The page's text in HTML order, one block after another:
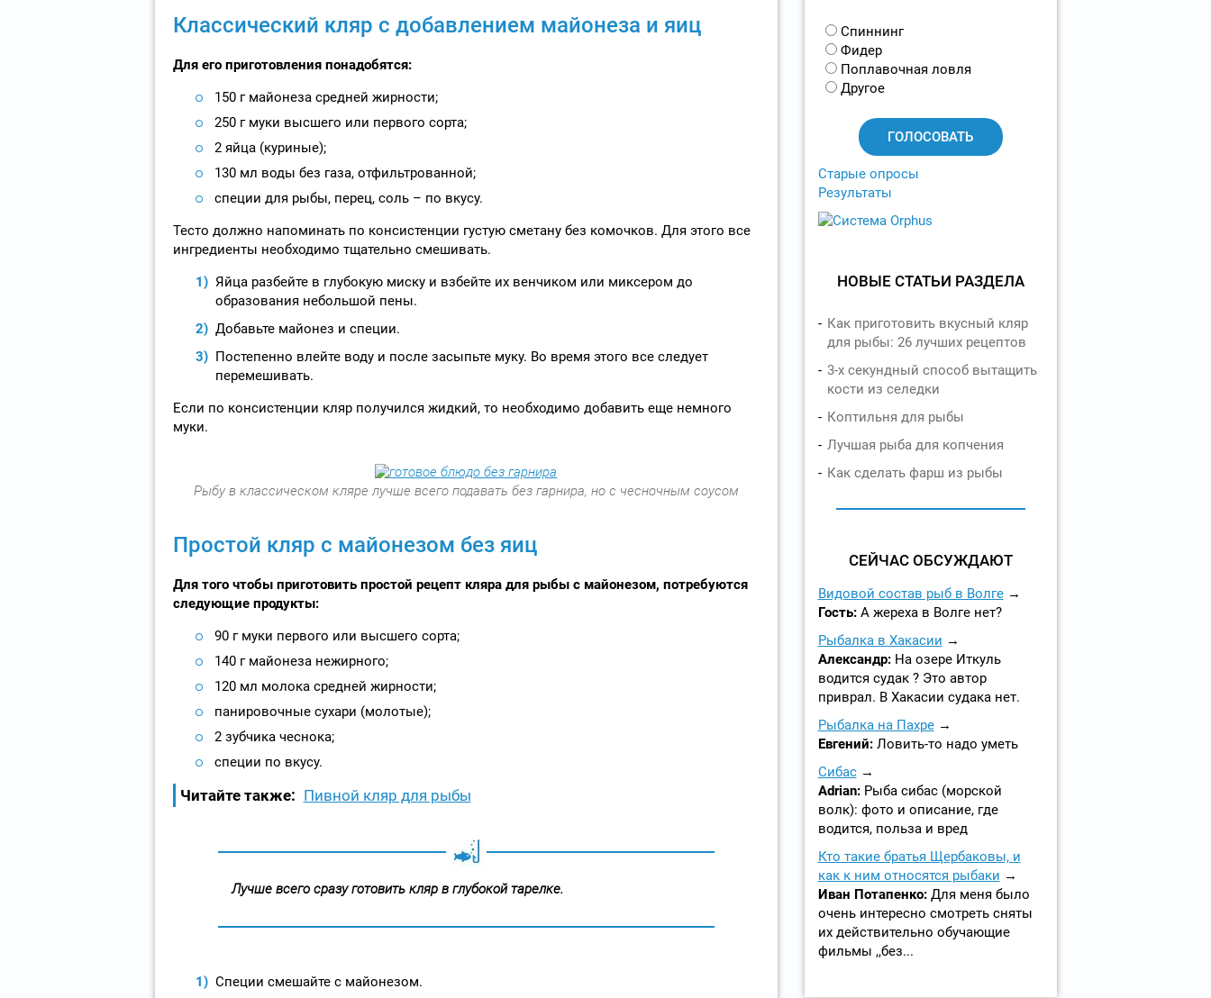
Классический кляр с добавлением майонеза и яиц
Для его приготовления понадобятся:
150 г майонеза средней жирности;
250 г муки высшего или первого сорта;
2 яйца (куриные);
130 мл воды без газа, отфильтрованной;
специи для рыбы, перец, соль – по вкусу.
Тесто должно напоминать по консистенции густую сметану без комочков. Для этого все
ингредиенты необходимо тщательно смешивать.
Яйца разбейте в глубокую миску и взбейте их венчиком или миксером до
образования небольшой пены.
Добавьте майонез и специи.
Постепенно влейте воду и после засыпьте муку. Во время этого все следует
перемешивать.
Если по консистенции кляр получился жидкий, то необходимо добавить еще немного
муки.
Рыбу в классическом кляре лучше всего подавать без гарнира, но с чесночным соусом
Простой кляр с майонезом без яиц
Для того чтобы приготовить простой рецепт кляра для рыбы с майонезом, потребуются
следующие продукты:
90 г муки первого или высшего сорта;
140 г майонеза нежирного;
120 мл молока средней жирности;
панировочные сухари (молотые);
2 зубчика чеснока;
специи по вкусу.
Читайте также: Пивной кляр для рыбы
Лучше всего сразу готовить кляр в глубокой тарелке.
Специи смешайте с майонезом.
В
а
р
и
Спиннинг
Фидер
Поплавочная ловля
Другое
Старые опросы
Результаты
НОВЫЕ СТАТЬИ РАЗДЕЛА
Как приготовить вкусный кляр
для рыбы: 26 лучших рецептов
3-х секундный способ вытащить
кости из селедки
Коптильня для рыбы
Лучшая рыба для копчения
Как сделать фарш из рыбы
СЕЙЧАС ОБСУЖДАЮТ
Видовой состав рыб в Волге
Гость: А жереха в Волге нет?
Рыбалка в Хакасии
Александр: На озере Иткуль
водится судак ? Это автор
приврал. В Хакасии судака нет.
Рыбалка на Пахре
Евгений: Ловить-то надо уметь
Сибас
Adrian: Рыба сибас (морской
волк): фото и описание, где
водится, польза и вред
Кто такие братья Щербаковы, и
как к ним относятся рыбаки
Иван Потапенко: Для меня было
очень интересно смотреть сняты
их действительно обучающие
фильмы ,,без...